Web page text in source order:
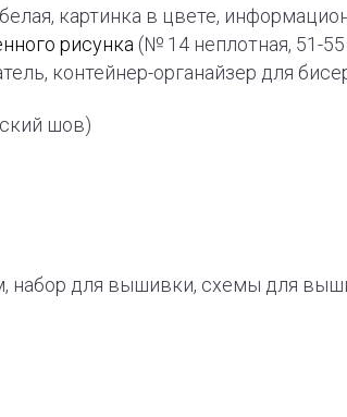
картинка в цвете,
рисунка (№ 14 неплотная, 51-
контейнер-органайзер для
шов)
набор для вышивки, схемы для